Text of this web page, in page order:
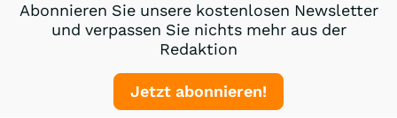
Abonnieren Sie unsere kostenlosen Newsletter
und verpassen Sie nichts mehr aus der
Redaktion
Jetzt abonnieren!